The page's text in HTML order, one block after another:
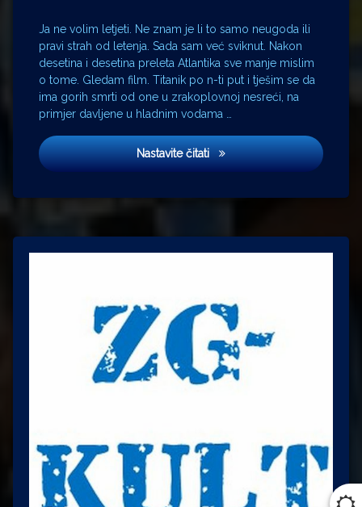
Ja ne volim letjeti. Ne znam je li to samo neugoda ili
pravi strah od letenja. Sada sam već sviknut. Nakon
desetina i desetina preleta Atlantika sve manje mislim
o tome. Gledam film. Titanik po n-ti put i tješim se da
ima gorih smrti od one u zrakoplovnoj nesreći, na
primjer davljene u hladnim vodama …
Nastavite čitatiStrah od letenja
Magnusov
efekt
mehanika
mučnina
nogomet
fizika
Osijek
snooker